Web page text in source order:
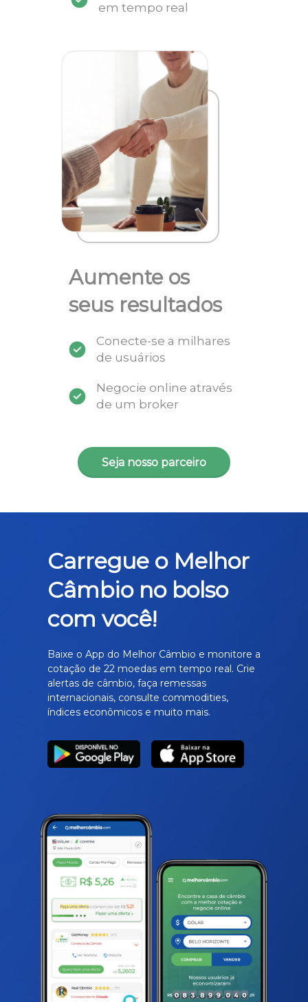
em tempo real
Aumente os
seus resultados
Conecte-se a milhares
de usuários
Negocie online através
de um broker
Seja nosso parceiro
Carregue o Melhor
Câmbio no bolso
com você!
Baixe o App do Melhor Câmbio e monitore a
cotação de 22 moedas em tempo real. Crie
alertas de câmbio, faça remessas
internacionais, consulte commodities,
índices econômicos e muito mais.